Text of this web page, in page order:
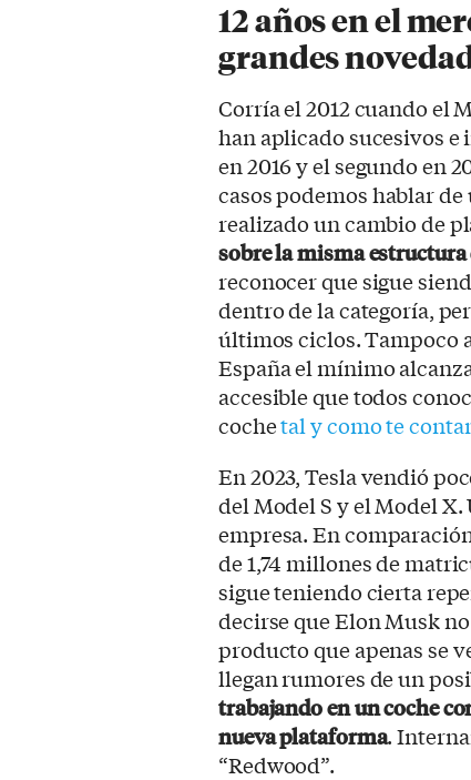
12 años en el
grandes
Corría el 2012 cuando el
han aplicado sucesivos
en 2016 y el segundo en
casos podemos hablar
realizado un cambio de
sobre la misma estructura
reconocer que sigue
dentro de la categoría,
últimos ciclos. Tampoco
España el mínimo
accesible que todos
cochetal y como te
En 2023, Tesla vendió
del Model S y el Model
empresa. En
de 1,74 millones de
sigue teniendo cierta
decirse que Elon Musk
producto que apenas se
llegan rumores de un
trabajando en un coche
nueva plataforma.
“Redwood”.